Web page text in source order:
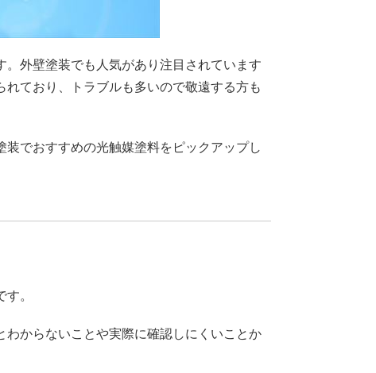
外壁塗装でも人気があり注目されています
ており、トラブルも多いので敬遠する方も
でおすすめの光触媒塗料をピックアップし
。
からないことや実際に確認しにくいことか